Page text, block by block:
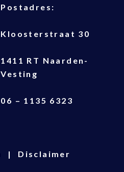
Postadres:
Kloosterstraat 30
1411 RT Naarden-
Vesting
06 – 1135 6323
Disclaimer